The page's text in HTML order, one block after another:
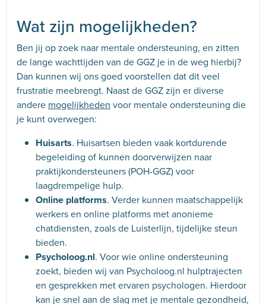
Wat zijn mogelijkheden?
Ben jij op zoek naar mentale ondersteuning, en zitten
de lange wachttijden van de GGZ je in de weg hierbij?
Dan kunnen wij ons goed voorstellen dat dit veel
frustratie meebrengt. Naast de GGZ zijn er diverse
andere mogelijkheden voor mentale ondersteuning die
je kunt overwegen:
Huisarts. Huisartsen bieden vaak kortdurende
begeleiding of kunnen doorverwijzen naar
praktijkondersteuners (POH-GGZ) voor
laagdrempelige hulp.
Online platforms. Verder kunnen maatschappelijk
werkers en online platforms met anonieme
chatdiensten, zoals de Luisterlijn, tijdelijke steun
bieden.
Psycholoog.nl. Voor wie online ondersteuning
zoekt, bieden wij van Psycholoog.nl hulptrajecten
en gesprekken met ervaren psychologen. Hierdoor
kan je snel aan de slag met je mentale gezondheid,